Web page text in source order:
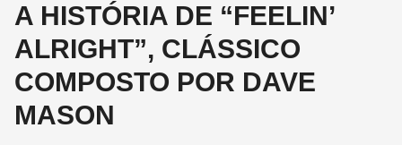
A HISTÓRIA DE “FEELIN’
ALRIGHT”, CLÁSSICO
COMPOSTO POR DAVE
MASON